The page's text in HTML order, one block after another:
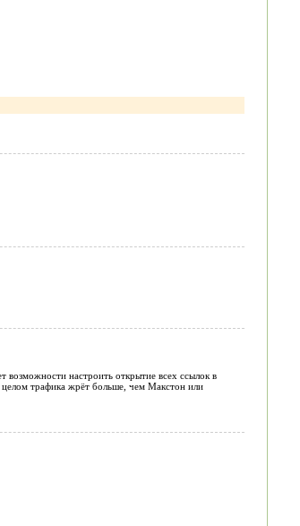
настроить открытие всех ссылок в
целом трафика жрёт больше, чем Макстон или